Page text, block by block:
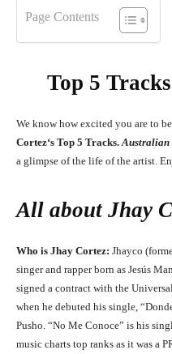
Page Contents
Top 5
We know how excited you are to
Cortez‘s Top 5 Tracks. Australian
a glimpse of the life of the artist.
All about Jhay
Who is Jhay Cortez: Jhayco
singer and rapper born as Jesús
signed a contract with the
when he debuted his single,
Pusho. “No Me Conoce” is his
music charts top ranks as it was a